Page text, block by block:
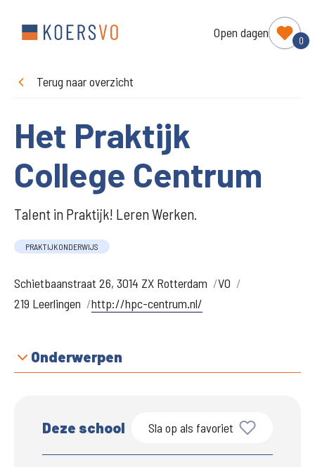
Open dagen
0
Terug naar overzicht
Het Praktijk
College Centrum
Talent in Praktijk! Leren Werken.
PRAKTIJKONDERWIJS
Schietbaanstraat 26, 3014 ZX Rotterdam
VO
219 Leerlingen
http://hpc-centrum.nl/
Onderwerpen
Deze school Sla op als favoriet